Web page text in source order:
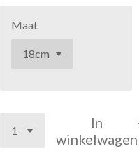
Maat
In
winkelwagen